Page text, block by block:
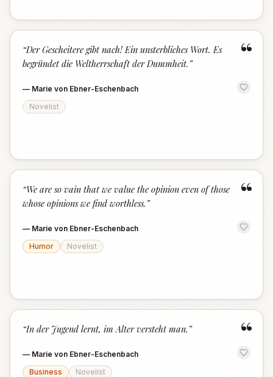
“
“Der Gescheitere gibt nach! Ein unsterbliches Wort. Es
begründet die Weltherrschaft der Dummheit. ”
— Marie von Ebner-Eschenbach
Novelist
“
“We are so vain that we value the opinion even of those
whose opinions we find worthless. ”
— Marie von Ebner-Eschenbach
Humor
Novelist
“
“In der Jugend lernt, im Alter versteht man. ”
— Marie von Ebner-Eschenbach
Business
Novelist